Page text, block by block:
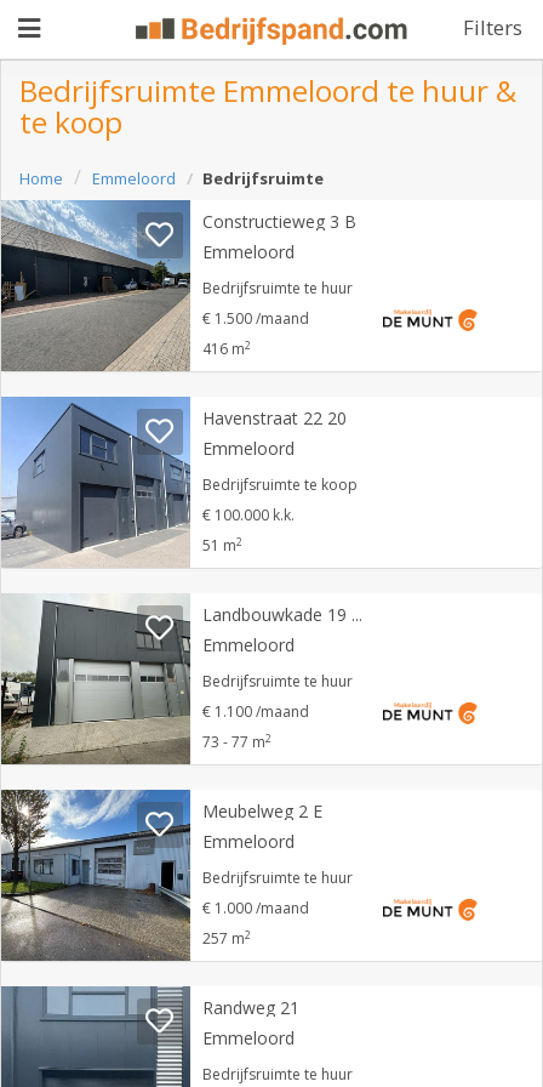
Filters
aanbieden
Pand
zoeken
Waarom
adverteren
Premium
adverteren
Registreren
Login
Bedrijfsruimte Emmeloord te huur &
te koop
Home Emmeloord Bedrijfsruimte
Constructieweg 3 B
Emmeloord
Bedrijfsruimte te huur
€ 1.500 /maand
416 m2
Havenstraat 22 20
Emmeloord
Bedrijfsruimte te koop
€ 100.000 k.k.
51 m2
Landbouwkade 19 05
Emmeloord
Bedrijfsruimte te huur
€ 1.100 /maand
73 - 77 m2
Meubelweg 2 E
Emmeloord
Bedrijfsruimte te huur
€ 1.000 /maand
257 m2
Randweg 21
Emmeloord
Bedrijfsruimte te huur